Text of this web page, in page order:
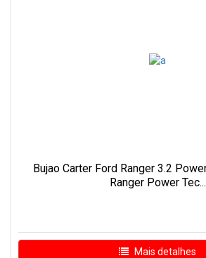
Bujao Carter Ford Ranger 3.2
Ranger Power Tec...
Mais detalhes